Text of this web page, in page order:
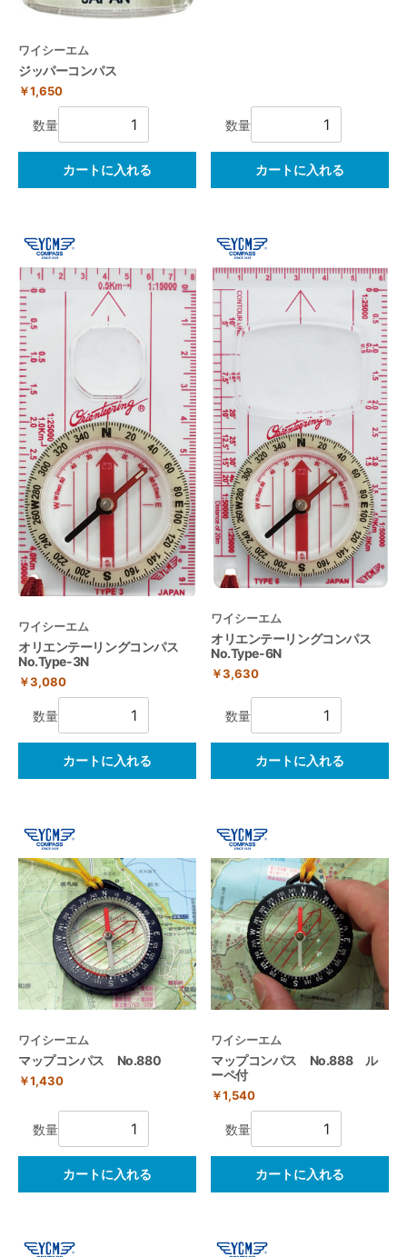
ワイシーエム
ジッパーコンパス
￥1,650
数量
カートに入れる
数量
カートに入れる
ワイシーエム
オリエンテーリングコンパス
No.Type-3N
￥3,080
数量
カートに入れる
ワイシーエム
オリエンテーリングコンパス
No.Type-6N
￥3,630
数量
カートに入れる
ワイシーエム
マップコンパス No.880
￥1,430
数量
カートに入れる
ワイシーエム
マップコンパス No.888 ル
ーペ付
￥1,540
数量
カートに入れる